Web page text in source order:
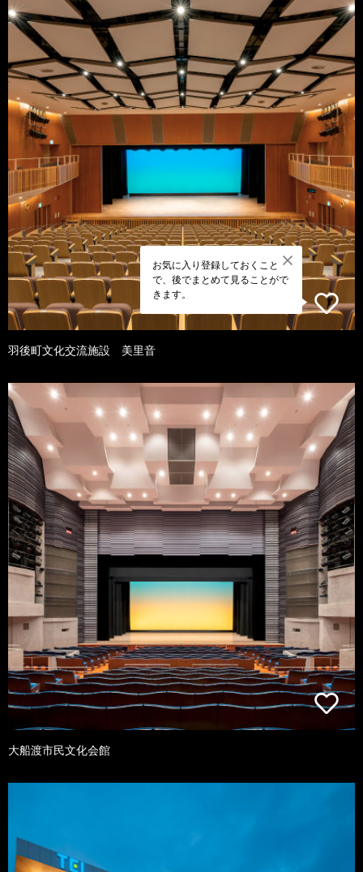
お気に入り登録しておくこと
で、後でまとめて見ることがで
きます。
羽後町文化交流施設 美里音
大船渡市民文化会館